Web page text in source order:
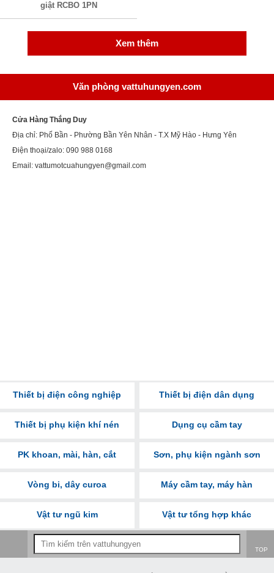
giật RCBO 1PN
Xem thêm
Văn phòng vattuhungyen.com
Cửa Hàng Thắng Duy
Địa chỉ: Phố Bần - Phường Bần Yên Nhân - T.X Mỹ Hào - Hưng Yên
Điện thoại/zalo: 090 988 0168
Email: vattumotcuahungyen@gmail.com
Thiết bị điện công nghiệp Thiết bị điện dân dụng
Thiết bị phụ kiện khí nén Dụng cụ cầm tay
PK khoan, mài, hàn, cắt Sơn, phụ kiện ngành sơn
Vòng bi, dây curoa Máy cầm tay, máy hàn
Vật tư ngũ kim Vật tư tổng hợp khác
TOP